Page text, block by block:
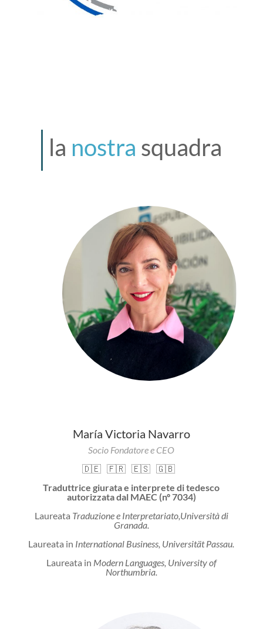
la nostra squadra
María Victoria Navarro
Socio Fondatore e CEO
🇩🇪 🇫🇷 🇪🇸 🇬🇧
Traduttrice giurata e interprete di tedesco
autorizzata dal MAEC (nº 7034)
Laureata Traduzione e Interpretariato, Università di
Granada.
Laureata in International Business, Universität Passau.
Laureata in Modern Languages, University of
Northumbria.